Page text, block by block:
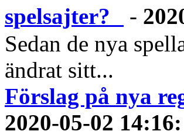
spelsajter?
-
Sedan de nya
ändrat sitt...
Förslag på nya
2020-05-02 14:16: